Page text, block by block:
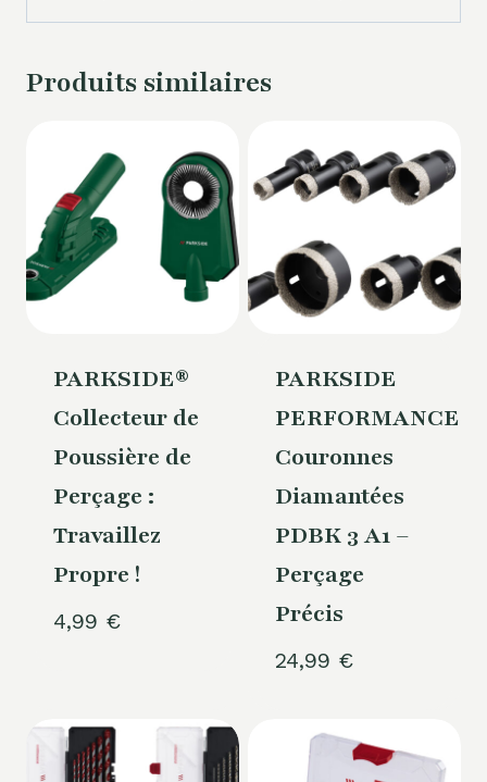
Produits similaires
PARKSIDE®
Collecteur de
Poussière de
Perçage :
Travaillez
Propre !
4,99 €
PARKSIDE
PERFORMANCE®
Couronnes
Diamantées
PDBK 3 A1 –
Perçage
Précis
24,99 €